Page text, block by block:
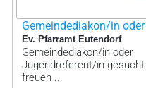
Gemeindediakon/in
Ev. Pfarramt Eutendorf
Gemeindediakon/in oder
Jugendreferent/in gesucht
freuen ..